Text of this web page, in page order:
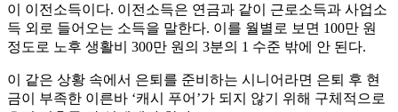
이 이전소득이다. 이전소득은 연금과 같이 근로소득과 사업소
득 외로 들어오는 소득을 말한다. 이를 월별로 보면 100만 원
정도로 노후 생활비 300만 원의 3분의 1 수준 밖에 안 된다.
이 같은 상황 속에서 은퇴를 준비하는 시니어라면 은퇴 후 현
금이 부족한 이른바 ‘캐시 푸어’가 되지 않기 위해 구체적으로